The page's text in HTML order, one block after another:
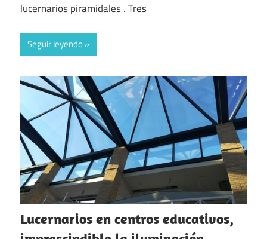
lucernarios piramidales . Tres
Seguir leyendo
Lucernarios en centros educativos,